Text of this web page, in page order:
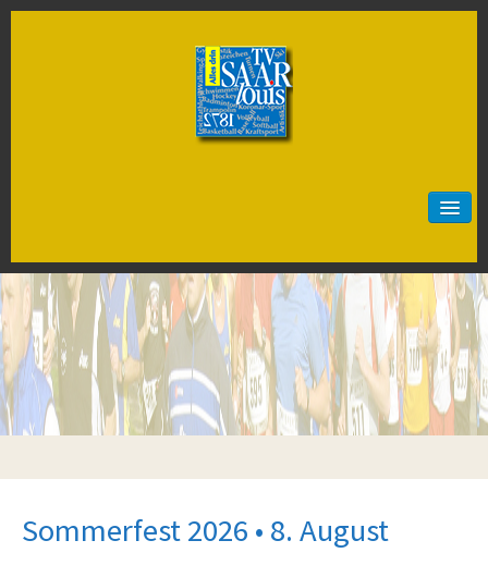
Sportarten
Artistik
Badminton
Baseball
Gesundheit
Sommerfest 2026 • 8. August